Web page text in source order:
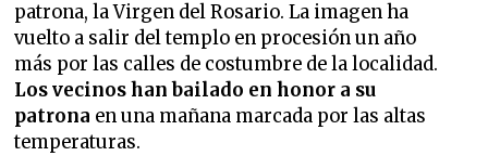
patrona, la Virgen del Rosario. La imagen ha
vuelto a salir del templo en procesión un año
más por las calles de costumbre de la localidad.
Los vecinos han bailado en honor a su
patrona en una mañana marcada por las altas
temperaturas.